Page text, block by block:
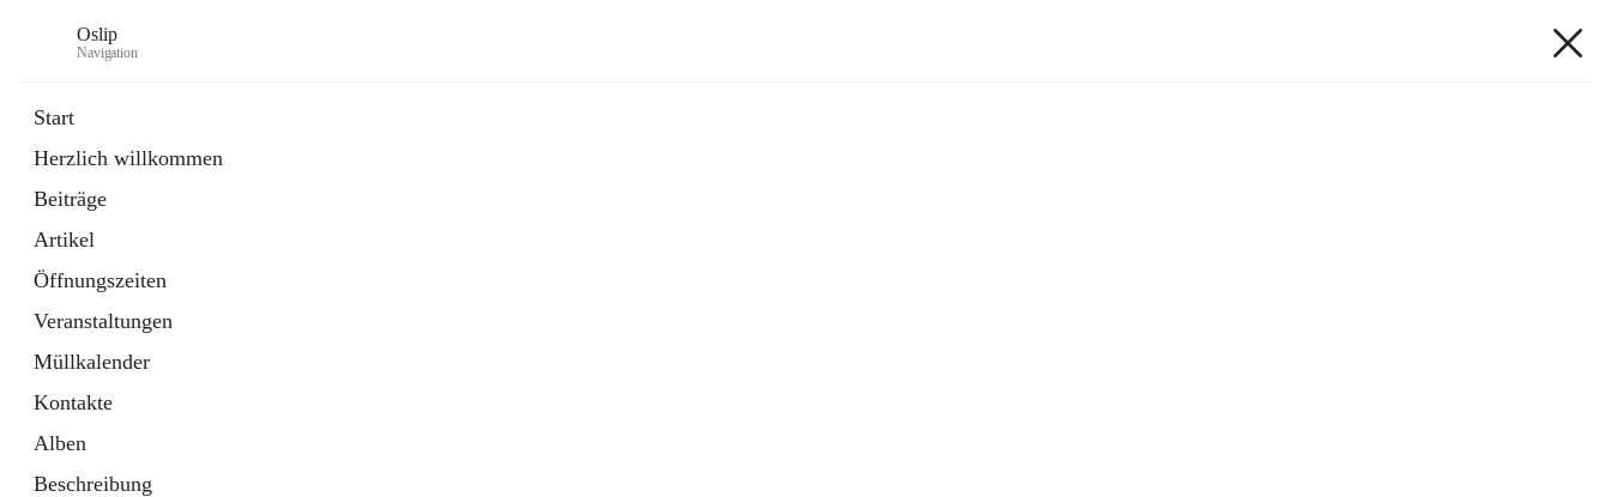
Oslip
Navigation
Start
Herzlich willkommen
Beiträge
Artikel
Öffnungszeiten
Veranstaltungen
Müllkalender
Kontakte
Alben
Beschreibung